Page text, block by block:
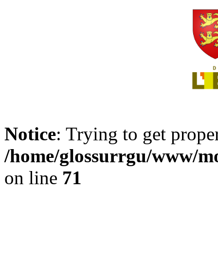
Notice: Trying to get
/home/glossurrgu/www/
on line 71